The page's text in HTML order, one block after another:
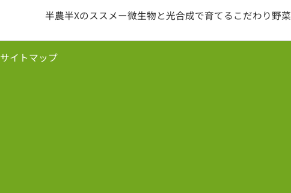
半農半Xのススメー微生物と光合成で育てるこだわり野菜
サイトマップ